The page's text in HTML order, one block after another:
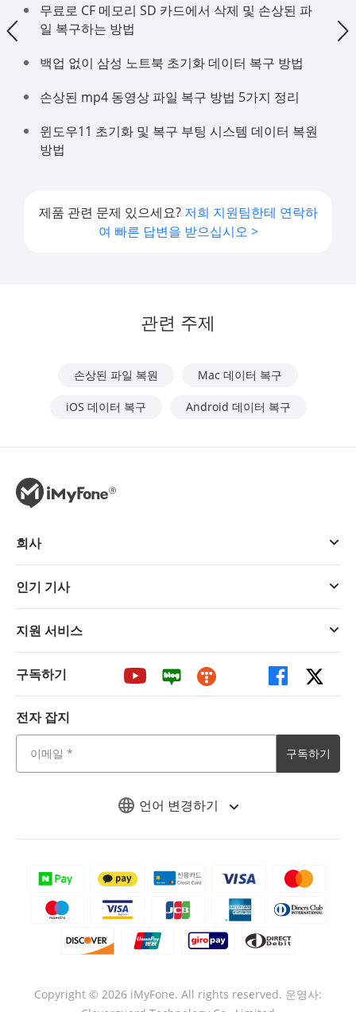
무료로 CF 메모리 SD 카드에서 삭제 및 손상된 파
일 복구하는 방법
백업 없이 삼성 노트북 초기화 데이터 복구 방법
손상된 mp4 동영상 파일 복구 방법 5가지 정리
윈도우11 초기화 및 복구 부팅 시스템 데이터 복원
방법
제품 관련 문제 있으세요? 저희 지원팀한테 연락하
여 빠른 답변을 받으십시오 >
관련 주제
손상된 파일 복원 Mac 데이터 복구
iOS 데이터 복구 Android 데이터 복구
언어 변경하기
회사
인기 기사
지원 서비스
구독하기
전자 잡지
구독하기
Copyright © 2026 iMyFone. All rights reserved. 운영사: